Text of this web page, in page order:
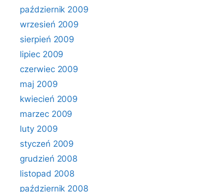
październik 2009
wrzesień 2009
sierpień 2009
lipiec 2009
czerwiec 2009
maj 2009
kwiecień 2009
marzec 2009
luty 2009
styczeń 2009
grudzień 2008
listopad 2008
październik 2008